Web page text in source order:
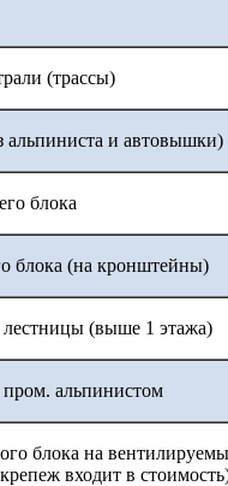
(трассы)
альпиниста и автовышки)
блока
блока (на кронштейны)
лестницы (выше 1 этажа)
пром. альпинистом
блока на
входит в